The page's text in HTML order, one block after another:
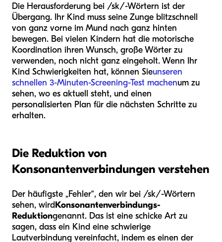
Die Herausforderung bei /sk/-Wörtern ist der
Übergang. Ihr Kind muss seine Zunge blitzschnell
von ganz vorne im Mund nach ganz hinten
bewegen. Bei vielen Kindern hat die motorische
Koordination ihren Wunsch, große Wörter zu
verwenden, noch nicht ganz eingeholt. Wenn Ihr
Kind Schwierigkeiten hat, können Sieunseren
schnellen 3-Minuten-Screening-Test machenum zu
sehen, wo es aktuell steht, und einen
personalisierten Plan für die nächsten Schritte zu
erhalten.
Die Reduktion von
Konsonantenverbindungen verstehen
Der häufigste „Fehler“, den wir bei /sk/-Wörtern
sehen, wirdKonsonantenverbindungs-
Reduktiongenannt. Das ist eine schicke Art zu
sagen, dass ein Kind eine schwierige
Lautverbindung vereinfacht, indem es einen der